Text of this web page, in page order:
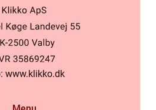
www.klikko.dk